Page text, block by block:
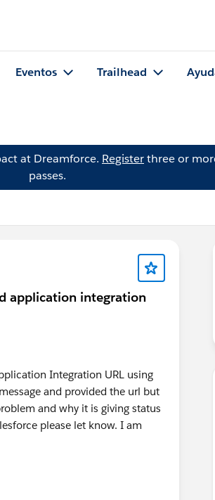
Eventos Trailhead
at Dreamforce. Registerthree or
passes.
application integration
Integration URL using
and provided the url but
and why it is giving status
please let know. I am